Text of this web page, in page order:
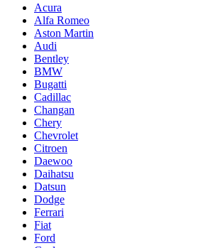
Acura
Alfa Romeo
Aston Martin
Audi
Bentley
BMW
Bugatti
Cadillac
Changan
Chery
Chevrolet
Citroen
Daewoo
Daihatsu
Datsun
Dodge
Ferrari
Fiat
Ford